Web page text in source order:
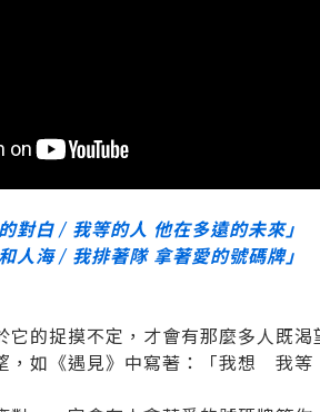
對白 / 我等的人 他在多遠的未來」
人海 / 我排著隊 拿著愛的號碼牌」
它的捉摸不定，才會有那麼多人既
，如《遇見》中寫著：「我想 我